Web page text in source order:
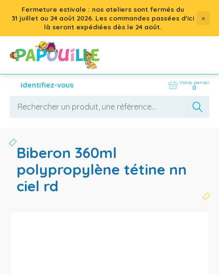
Fermeture estivale : nos ateliers sont fermés du
31 juillet au 24 août 2026. Les commandes passées d'ici
là seront expédiées dès le 24 août.
×
Identifiez-vous Votre panier
0
biberon 360ml
polypropylène tétine nn
ciel rd